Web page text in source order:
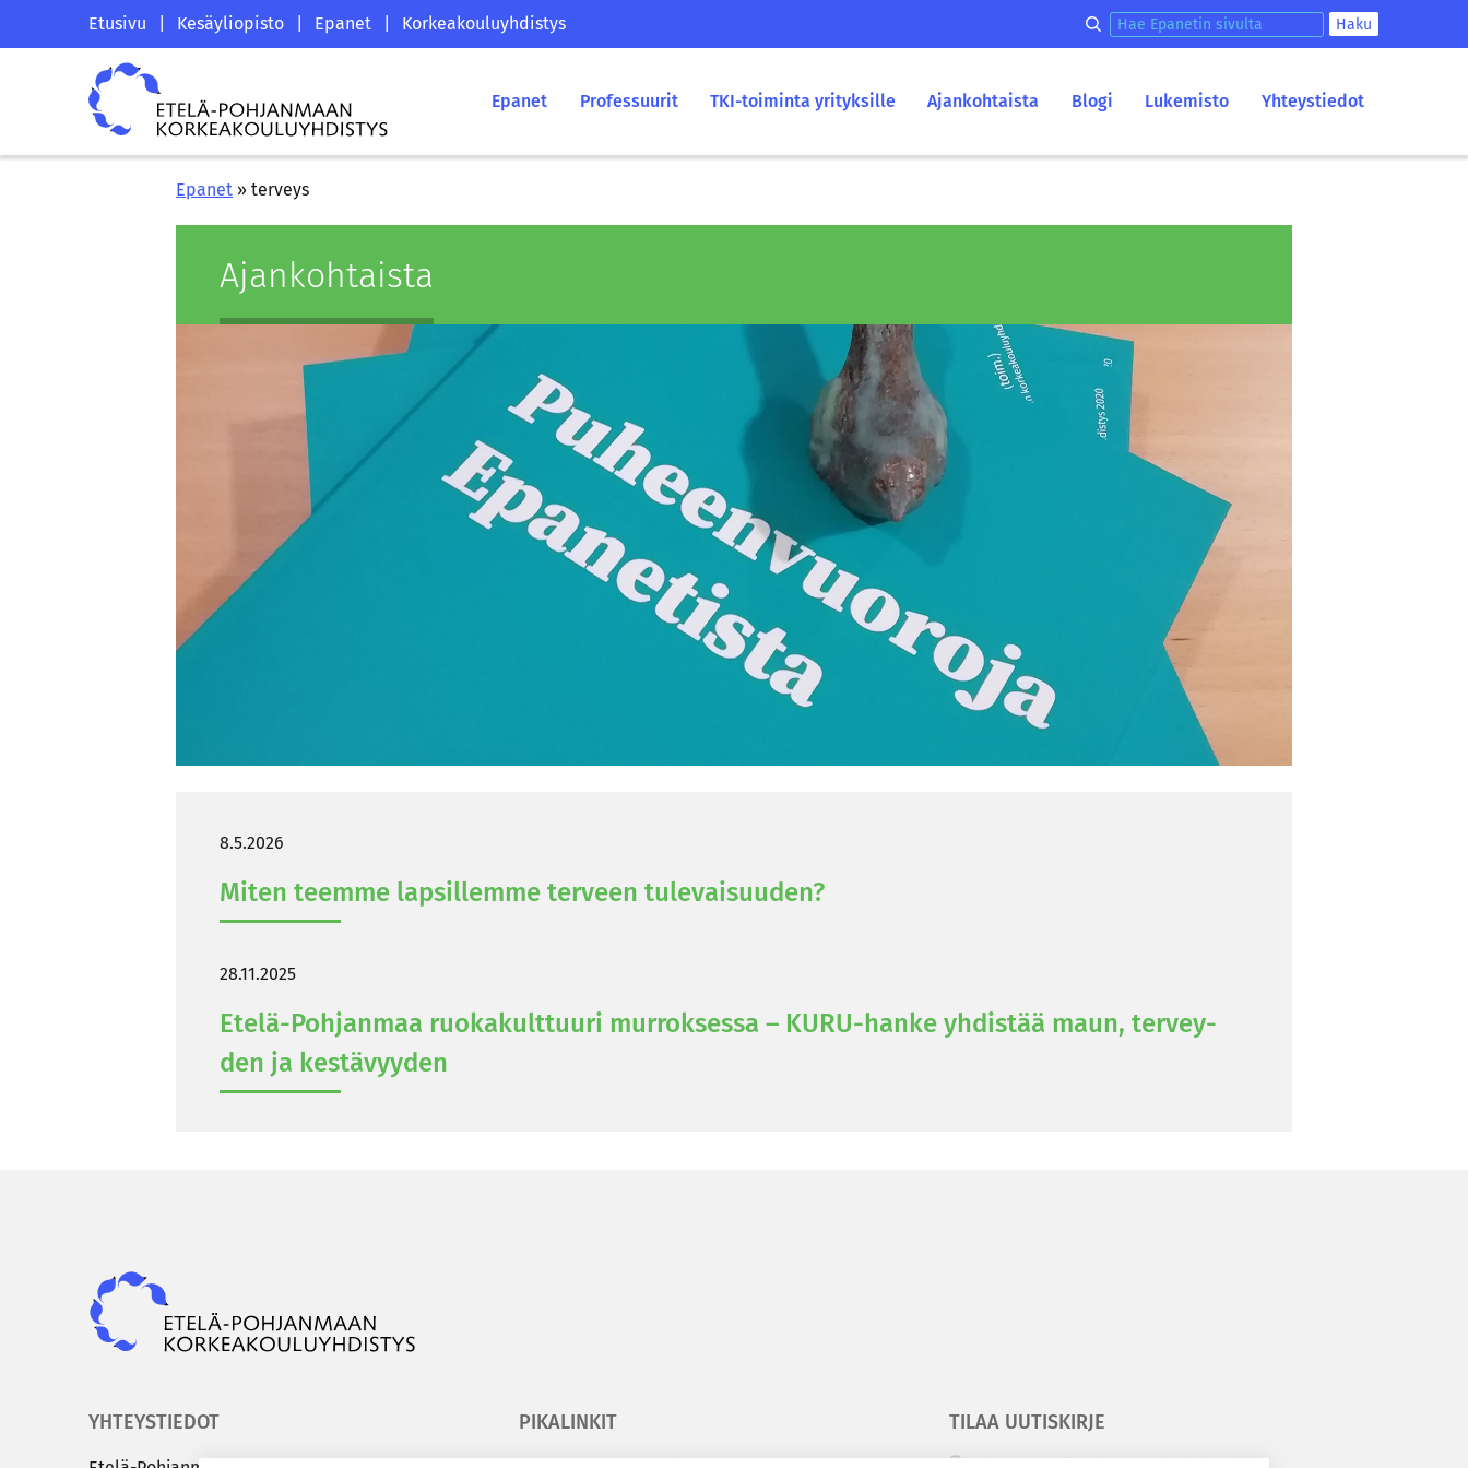
Etelä-
Pohjanmaan
korkeakouluyhdistyksen
saapumissivu
Etusivu Kesäyliopisto Epanet Korkeakouluyhdistys Hae epanetin sivulta Haku
Etelä-
Pohjanmaan
korkeakouluyhdistys
Epanet Professuurit TKI-toiminta yrityksille Ajankohtaista Blogi Lukemisto Yhteystiedot
Epanet »terveys
Ajan­koh­tais­ta
8.5.2026
Miten teem­me lap­sil­lem­me ter­veen tu­le­vai­suu­den?
28.11.2025
Etelä-​Pohjanmaa ruo­ka­kult­tuu­ri mur­rok­ses­sa – KURU-​hanke yh­dis­tää maun, ter­vey­
den ja kes­tä­vyy­den
YHTEYSTIEDOT PIKALINKIT TILAA UUTISKIRJE